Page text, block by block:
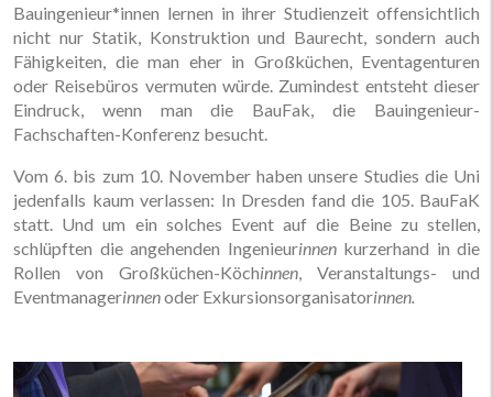
Bauingenieur*innen lernen in ihrer Studienzeit offensichtlich
nicht nur Statik, Konstruktion und Baurecht, sondern auch
Fähigkeiten, die man eher in Großküchen, Eventagenturen
oder Reisebüros vermuten würde. Zumindest entsteht dieser
Eindruck, wenn man die BauFak, die Bauingenieur-
Fachschaften-Konferenz besucht.
Vom 6. bis zum 10. November haben unsere Studies die Uni
jedenfalls kaum verlassen: In Dresden fand die 105. BauFaK
statt. Und um ein solches Event auf die Beine zu stellen,
schlüpften die angehenden Ingenieurinnen kurzerhand in die
Rollen von Großküchen-Köchinnen, Veranstaltungs- und
Eventmanagerinnenoder Exkursionsorganisatorinnen.